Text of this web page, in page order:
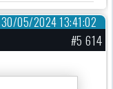
30/05/2024 13:41:02
#5 614